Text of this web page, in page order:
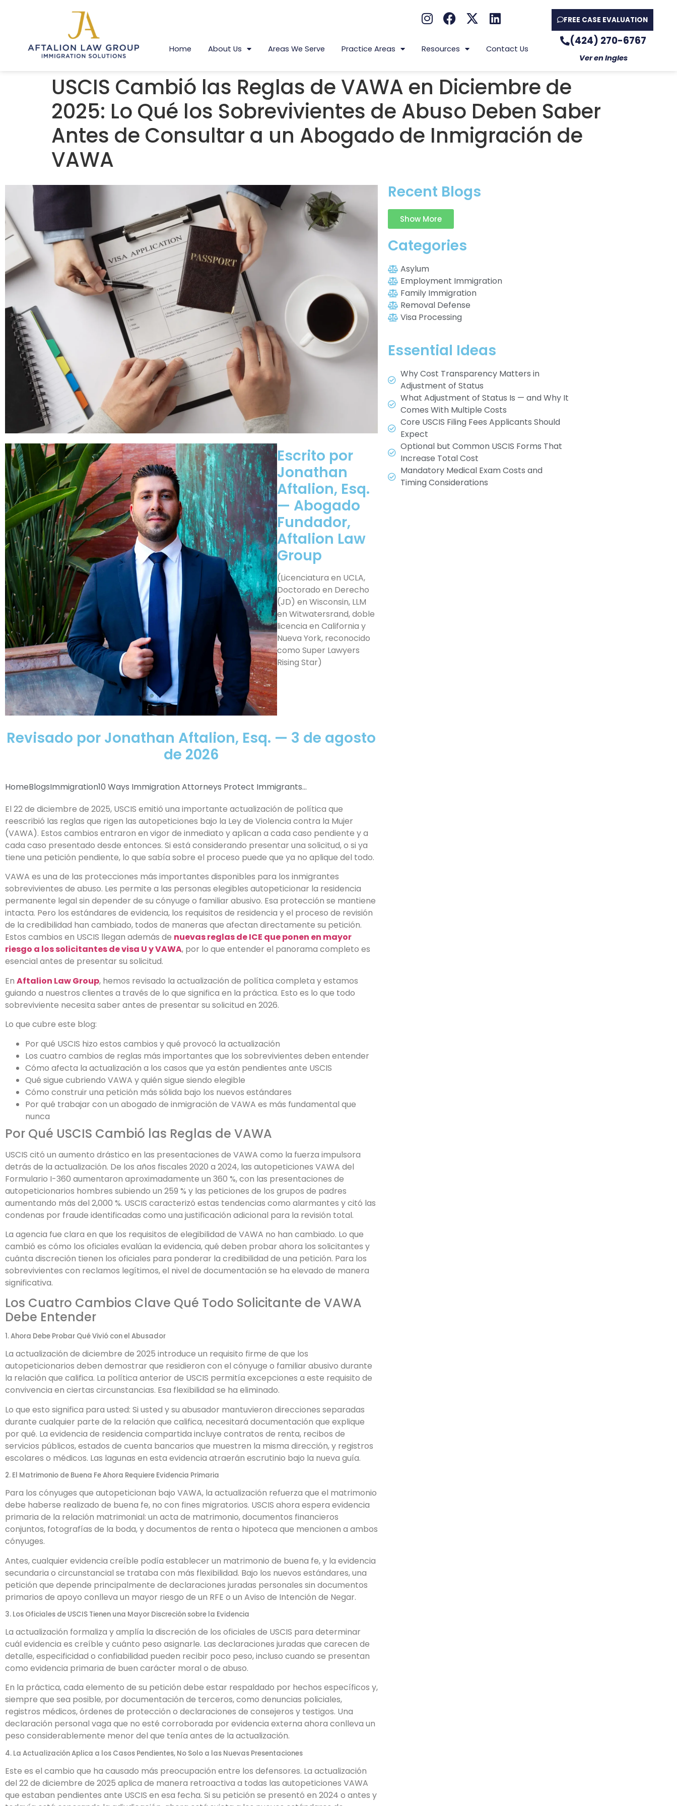
FREE CASE EVALUATION
Home About Us Areas We Serve Practice Areas Resources Contact Us
(424) 270-6767
Ver en Ingles
USCIS Cambió las Reglas de VAWA en Diciembre de
2025: Lo Qué los Sobrevivientes de Abuso Deben Saber
Antes de Consultar a un Abogado de Inmigración de
VAWA
Escrito por
Jonathan
Aftalion, Esq.
— Abogado
Fundador,
Aftalion Law
Group
(Licenciatura en UCLA,
Doctorado en Derecho
(JD) en Wisconsin, LLM
en Witwatersrand, doble
licencia en California y
Nueva York, reconocido
como Super Lawyers
Rising Star)
Revisado por Jonathan Aftalion, Esq. — 3 de agosto
de 2026
HomeBlogsImmigration10 Ways Immigration Attorneys Protect Immigrants...
El 22 de diciembre de 2025, USCIS emitió una importante actualización de política que
reescribió las reglas que rigen las autopeticiones bajo la Ley de Violencia contra la Mujer
(VAWA). Estos cambios entraron en vigor de inmediato y aplican a cada caso pendiente y a
cada caso presentado desde entonces. Si está considerando presentar una solicitud, o si ya
tiene una petición pendiente, lo que sabía sobre el proceso puede que ya no aplique del todo.
VAWA es una de las protecciones más importantes disponibles para los inmigrantes
sobrevivientes de abuso. Les permite a las personas elegibles autopeticionar la residencia
permanente legal sin depender de su cónyuge o familiar abusivo. Esa protección se mantiene
intacta. Pero los estándares de evidencia, los requisitos de residencia y el proceso de revisión
de la credibilidad han cambiado, todos de maneras que afectan directamente su petición.
Estos cambios en USCIS llegan además de nuevas reglas de ICE que ponen en mayor
riesgo a los solicitantes de visa U y VAWA, por lo que entender el panorama completo es
esencial antes de presentar su solicitud.
En Aftalion Law Group, hemos revisado la actualización de política completa y estamos
guiando a nuestros clientes a través de lo que significa en la práctica. Esto es lo que todo
sobreviviente necesita saber antes de presentar su solicitud en 2026.
Lo que cubre este blog:
Por qué USCIS hizo estos cambios y qué provocó la actualización
Los cuatro cambios de reglas más importantes que los sobrevivientes deben entender
Cómo afecta la actualización a los casos que ya están pendientes ante USCIS
Qué sigue cubriendo VAWA y quién sigue siendo elegible
Cómo construir una petición más sólida bajo los nuevos estándares
Por qué trabajar con un abogado de inmigración de VAWA es más fundamental que
nunca
Por Qué USCIS Cambió las Reglas de VAWA
USCIS citó un aumento drástico en las presentaciones de VAWA como la fuerza impulsora
detrás de la actualización. De los años fiscales 2020 a 2024, las autopeticiones VAWA del
Formulario I-360 aumentaron aproximadamente un 360 %, con las presentaciones de
autopeticionarios hombres subiendo un 259 % y las peticiones de los grupos de padres
aumentando más del 2,000 %. USCIS caracterizó estas tendencias como alarmantes y citó las
condenas por fraude identificadas como una justificación adicional para la revisión total.
La agencia fue clara en que los requisitos de elegibilidad de VAWA no han cambiado. Lo que
cambió es cómo los oficiales evalúan la evidencia, qué deben probar ahora los solicitantes y
cuánta discreción tienen los oficiales para ponderar la credibilidad de una petición. Para los
sobrevivientes con reclamos legítimos, el nivel de documentación se ha elevado de manera
significativa.
Los Cuatro Cambios Clave Qué Todo Solicitante de VAWA
Debe Entender
1. Ahora Debe Probar Qué Vivió con el Abusador
La actualización de diciembre de 2025 introduce un requisito firme de que los
autopeticionarios deben demostrar que residieron con el cónyuge o familiar abusivo durante
la relación que califica. La política anterior de USCIS permitía excepciones a este requisito de
convivencia en ciertas circunstancias. Esa flexibilidad se ha eliminado.
Lo que esto significa para usted: Si usted y su abusador mantuvieron direcciones separadas
durante cualquier parte de la relación que califica, necesitará documentación que explique
por qué. La evidencia de residencia compartida incluye contratos de renta, recibos de
servicios públicos, estados de cuenta bancarios que muestren la misma dirección, y registros
escolares o médicos. Las lagunas en esta evidencia atraerán escrutinio bajo la nueva guía.
2. El Matrimonio de Buena Fe Ahora Requiere Evidencia Primaria
Para los cónyuges que autopeticionan bajo VAWA, la actualización refuerza que el matrimonio
debe haberse realizado de buena fe, no con fines migratorios. USCIS ahora espera evidencia
primaria de la relación matrimonial: un acta de matrimonio, documentos financieros
conjuntos, fotografías de la boda, y documentos de renta o hipoteca que mencionen a ambos
cónyuges.
Antes, cualquier evidencia creíble podía establecer un matrimonio de buena fe, y la evidencia
secundaria o circunstancial se trataba con más flexibilidad. Bajo los nuevos estándares, una
petición que depende principalmente de declaraciones juradas personales sin documentos
primarios de apoyo conlleva un mayor riesgo de un RFE o un Aviso de Intención de Negar.
3. Los Oficiales de USCIS Tienen una Mayor Discreción sobre la Evidencia
La actualización formaliza y amplía la discreción de los oficiales de USCIS para determinar
cuál evidencia es creíble y cuánto peso asignarle. Las declaraciones juradas que carecen de
detalle, especificidad o confiabilidad pueden recibir poco peso, incluso cuando se presentan
como evidencia primaria de buen carácter moral o de abuso.
En la práctica, cada elemento de su petición debe estar respaldado por hechos específicos y,
siempre que sea posible, por documentación de terceros, como denuncias policiales,
registros médicos, órdenes de protección o declaraciones de consejeros y testigos. Una
declaración personal vaga que no esté corroborada por evidencia externa ahora conlleva un
peso considerablemente menor del que tenía antes de la actualización.
4. La Actualización Aplica a los Casos Pendientes, No Solo a las Nuevas Presentaciones
Este es el cambio que ha causado más preocupación entre los defensores. La actualización
del 22 de diciembre de 2025 aplica de manera retroactiva a todas las autopeticiones VAWA
que estaban pendientes ante USCIS en esa fecha. Si su petición se presentó en 2024 o antes y
Recent Blogs
Show More
Categories
Asylum
Employment Immigration
Family Immigration
Removal Defense
Visa Processing
Essential Ideas
Why Cost Transparency Matters in
Adjustment of Status
What Adjustment of Status Is — and Why It
Comes With Multiple Costs
Core USCIS Filing Fees Applicants Should
Expect
Optional but Common USCIS Forms That
Increase Total Cost
Mandatory Medical Exam Costs and
Timing Considerations